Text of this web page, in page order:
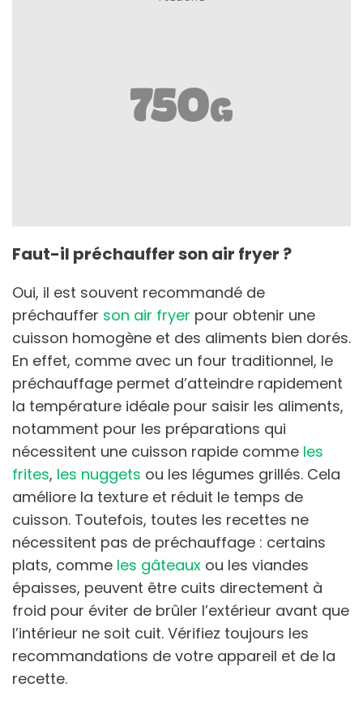
Faut-il préchauffer son air fryer ?
Oui, il est souvent recommandé de
préchauffer son air fryer pour obtenir une
cuisson homogène et des aliments bien dorés.
En effet, comme avec un four traditionnel, le
préchauffage permet d’atteindre rapidement
la température idéale pour saisir les aliments,
notamment pour les préparations qui
nécessitent une cuisson rapide comme les
frites, les nuggets ou les légumes grillés. Cela
améliore la texture et réduit le temps de
cuisson. Toutefois, toutes les recettes ne
nécessitent pas de préchauffage : certains
plats, comme les gâteaux ou les viandes
épaisses, peuvent être cuits directement à
froid pour éviter de brûler l’extérieur avant que
l’intérieur ne soit cuit. Vérifiez toujours les
recommandations de votre appareil et de la
recette.